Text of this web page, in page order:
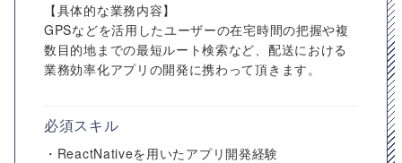
【具体的な業務内容】
GPSなどを活用したユーザーの在宅時間の把握や複
数目的地までの最短ルート検索など、配送における
業務効率化アプリの開発に携わって頂きます。
必須スキル
・ReactNativeを用いたアプリ開発経験